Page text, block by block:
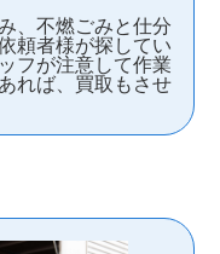
、不燃ごみと仕分
頼者様が探してい
フが注意して作業
れば、買取もさせ